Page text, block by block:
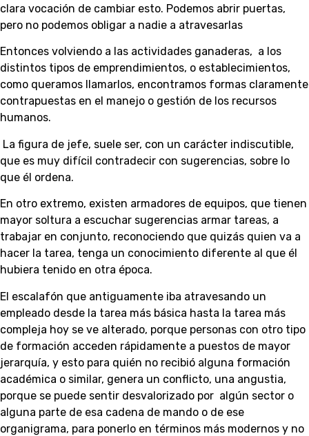
clara vocación de cambiar esto. Podemos abrir puertas,
pero no podemos obligar a nadie a atravesarlas
Entonces volviendo a las actividades ganaderas, a los
distintos tipos de emprendimientos, o establecimientos,
como queramos llamarlos, encontramos formas claramente
contrapuestas en el manejo o gestión de los recursos
humanos.
La figura de jefe, suele ser, con un carácter indiscutible,
que es muy difícil contradecir con sugerencias, sobre lo
que él ordena.
En otro extremo, existen armadores de equipos, que tienen
mayor soltura a escuchar sugerencias armar tareas, a
trabajar en conjunto, reconociendo que quizás quien va a
hacer la tarea, tenga un conocimiento diferente al que él
hubiera tenido en otra época.
El escalafón que antiguamente iba atravesando un
empleado desde la tarea más básica hasta la tarea más
compleja hoy se ve alterado, porque personas con otro tipo
de formación acceden rápidamente a puestos de mayor
jerarquía, y esto para quién no recibió alguna formación
académica o similar, genera un conflicto, una angustia,
porque se puede sentir desvalorizado por algún sector o
alguna parte de esa cadena de mando o de ese
organigrama, para ponerlo en términos más modernos y no